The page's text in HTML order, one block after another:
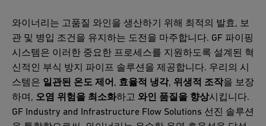
와이너리는 고품질 와인을 생산하기 위해 최적의 발효, 보
관 및 병입 조건을 유지하는 도전을 마주합니다. GF 파이핑
시스템은 이러한 중요한 프로세스를 지원하도록 설계된 혁
신적인 부식 방지 파이프 솔루션을 제공합니다. 우리의 시
스템은 일관된 온도 제어 , 효율적 냉각, 위생적 조작을 보장
하며, 오염 위험을 최소화하고 와인 품질을 향상시킵니다.
GF Industry and Infrastructure Flow Solutions 선진 솔루션